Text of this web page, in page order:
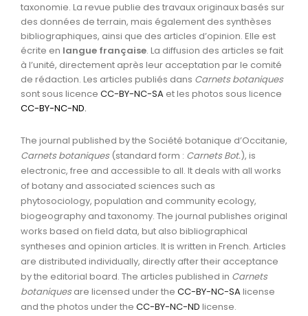
taxonomie. La revue publie des travaux originaux basés sur
des données de terrain, mais également des synthèses
bibliographiques, ainsi que des articles d’opinion. Elle est
écrite en langue française. La diffusion des articles se fait
à l’unité, directement après leur acceptation par le comité
de rédaction. Les articles publiés dans Carnets botaniques
sont sous licence CC-BY-NC-SA et les photos sous licence
CC-BY-NC-ND.
The journal published by the Société botanique d’Occitanie,
Carnets botaniques (standard form : Carnets Bot.), is
electronic, free and accessible to all. It deals with all works
of botany and associated sciences such as
phytosociology, population and community ecology,
biogeography and taxonomy. The journal publishes original
works based on field data, but also bibliographical
syntheses and opinion articles. It is written in French. Articles
are distributed individually, directly after their acceptance
by the editorial board. The articles published in Carnets
botaniquesare licensed under the CC-BY-NC-SAlicense
and the photos under the CC-BY-NC-ND license.